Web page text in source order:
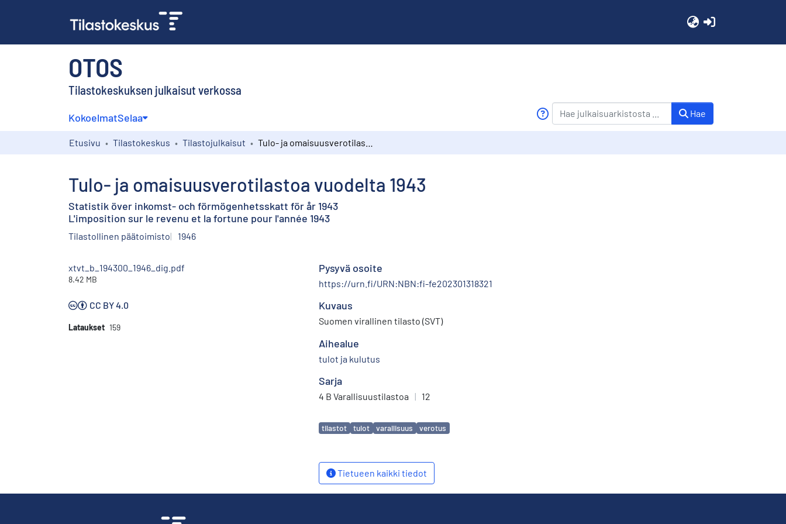
OTOS
Tilastokeskuksen julkaisut verkossa
KokoelmatSelaa Hae
Etusivu Tilastokeskus Tilastojulkaisut
Tulo- ja omaisuusverotilastoa vuodelta 1943
Statistik över inkomst- och förmögenhetsskatt för år 1943
L'imposition sur le revenu et la fortune pour l'année 1943
Tilastollinen päätoimisto 1946
xtvt_b_194300_1946_dig.pdf
8.42 MB
CC BY 4.0
Lataukset 159
Pysyvä osoite
https://urn.fi/URN:NBN:fi-fe202301318321
Kuvaus
Suomen virallinen tilasto (SVT)
Aihealue
tulot ja kulutus
Sarja
4 B Varallisuustilastoa | 12
Avainsanat
tilastot tulot varallisuus verotus
Tietueen kaikki tiedot